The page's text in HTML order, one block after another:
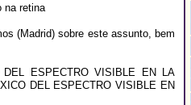
na retina
(Madrid) sobre este assunto, bem
DEL ESPECTRO VISIBLE EN LA
DEL ESPECTRO VISIBLE EN